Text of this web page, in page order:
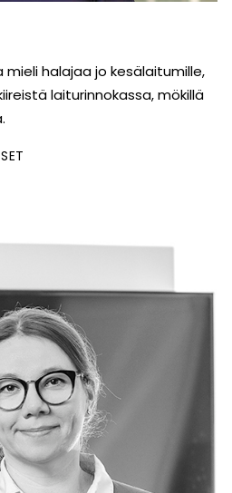
halajaa jo kesälaitumille,
laiturinnokassa, mökillä